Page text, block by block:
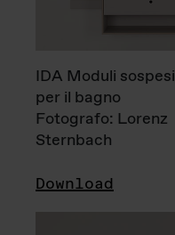
IDA Moduli sospesi
per il bagno
Fotografo: Lorenz
Sternbach
Download